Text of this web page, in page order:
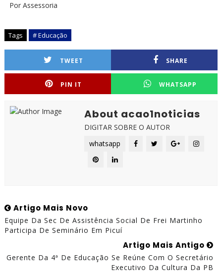
Por Assessoria
Tags # Educação
TWEET SHARE
PIN IT WHATSAPP
About acao1noticias
DIGITAR SOBRE O AUTOR
whatsapp
Artigo Mais Novo
Equipe Da Sec De Assistência Social De Frei Martinho
Participa De Seminário Em Picuí
Artigo Mais Antigo
Gerente Da 4ª De Educação Se Reúne Com O Secretário
Executivo Da Cultura Da PB